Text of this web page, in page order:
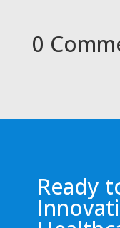
0
Ready